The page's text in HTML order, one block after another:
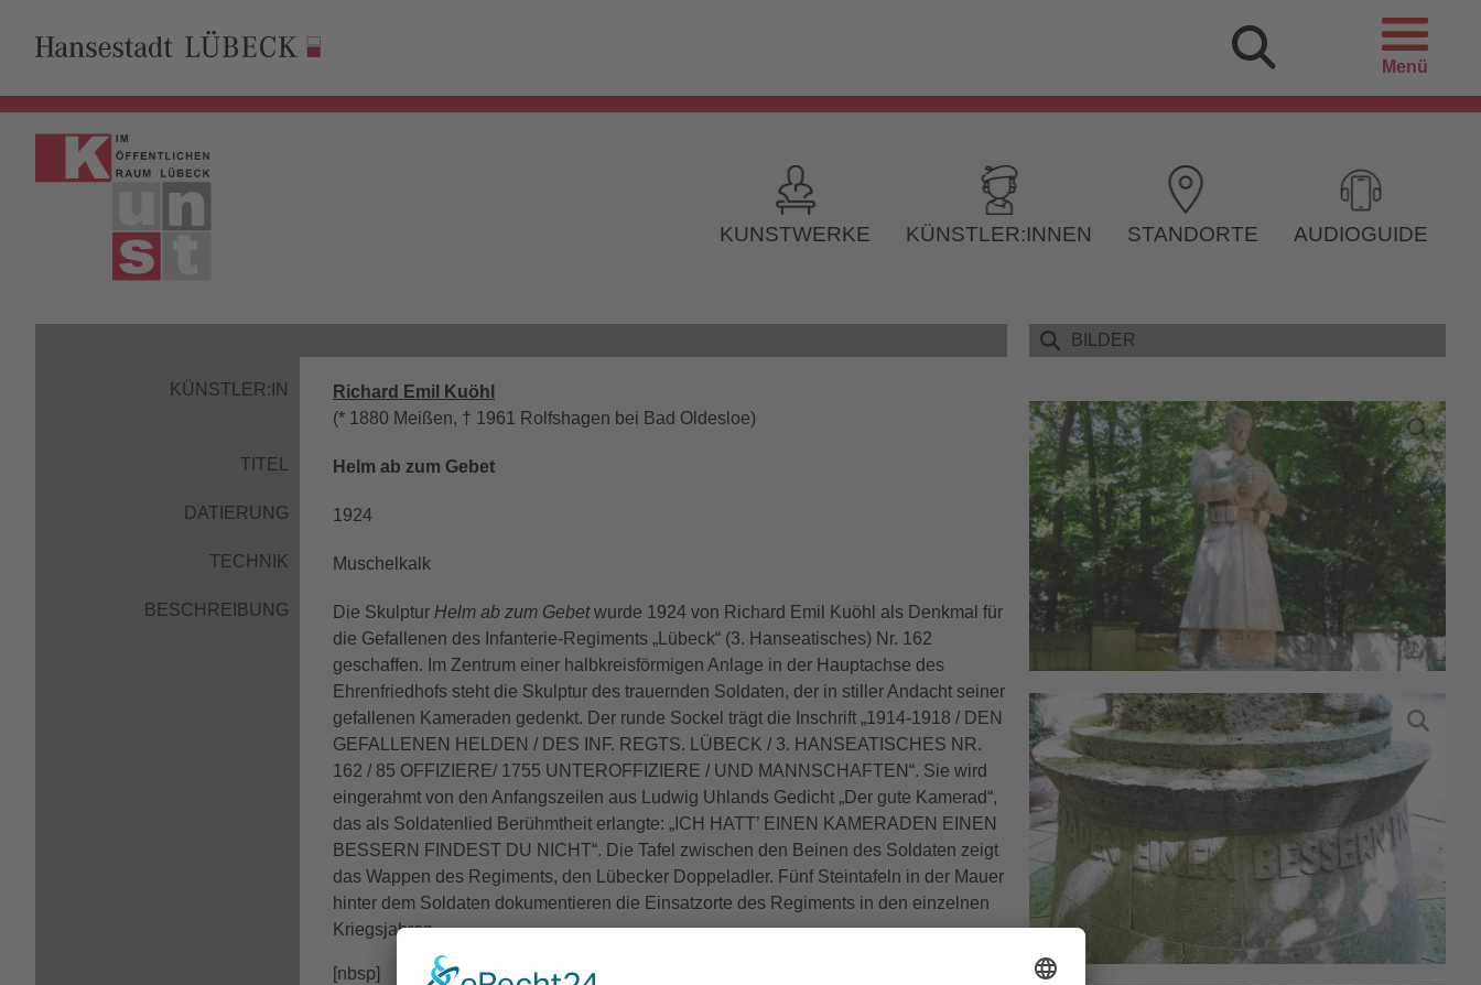
Menü
KUNSTWERKE KÜNSTLER:INNEN STANDORTE AUDIOGUIDE
KÜNSTLER:IN
Richard Emil Kuöhl
(* 1880 Meißen, † 1961 Rolfshagen bei Bad Oldesloe)
TITEL Helm ab zum Gebet
DATIERUNG 1924
TECHNIK Muschelkalk
BESCHREIBUNG Die Skulptur Helm ab zum Gebetwurde 1924 von Richard Emil Kuöhl als Denkmal für
die Gefallenen des Infanterie-Regiments „Lübeck“ (3. Hanseatisches) Nr. 162
geschaffen. Im Zentrum einer halbkreisförmigen Anlage in der Hauptachse des
Ehrenfriedhofs steht die Skulptur des trauernden Soldaten, der in stiller Andacht seiner
gefallenen Kameraden gedenkt. Der runde Sockel trägt die Inschrift „1914-1918 / DEN
GEFALLENEN HELDEN / DES INF. REGTS. LÜBECK / 3. HANSEATISCHES NR.
162 / 85 OFFIZIERE/ 1755 UNTEROFFIZIERE / UND MANNSCHAFTEN“. Sie wird
eingerahmt von den Anfangszeilen aus Ludwig Uhlands Gedicht „Der gute Kamerad“,
das als Soldatenlied Berühmtheit erlangte: „ICH HATT’ EINEN KAMERADEN EINEN
BESSERN FINDEST DU NICHT“. Die Tafel zwischen den Beinen des Soldaten zeigt
das Wappen des Regiments, den Lübecker Doppeladler. Fünf Steintafeln in der Mauer
hinter dem Soldaten dokumentieren die Einsatzorte des Regiments in den einzelnen
Kriegsjahren.
[nbsp]
BILDER